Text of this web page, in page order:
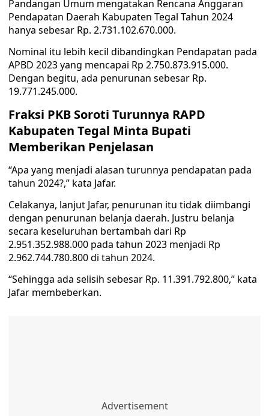
Pandangan Umum mengatakan Rencana Anggaran
Pendapatan Daerah Kabupaten Tegal Tahun 2024
hanya sebesar Rp. 2.731.102.670.000.
Nominal itu lebih kecil dibandingkan Pendapatan pada
APBD 2023 yang mencapai Rp 2.750.873.915.000.
Dengan begitu, ada penurunan sebesar Rp.
19.771.245.000.
Fraksi PKB Soroti Turunnya RAPD
Kabupaten Tegal Minta Bupati
Memberikan Penjelasan
“Apa yang menjadi alasan turunnya pendapatan pada
tahun 2024?,” kata Jafar.
Celakanya, lanjut Jafar, penurunan itu tidak diimbangi
dengan penurunan belanja daerah. Justru belanja
secara keseluruhan bertambah dari Rp
2.951.352.988.000 pada tahun 2023 menjadi Rp
2.962.744.780.800 di tahun 2024.
“Sehingga ada selisih sebesar Rp. 11.391.792.800,” kata
Jafar membeberkan.